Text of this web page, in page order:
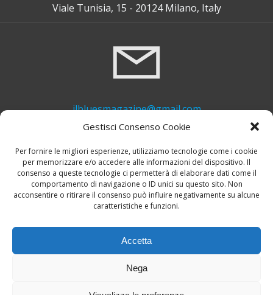
Gestisci Consenso Cookie
Per fornire le migliori esperienze, utilizziamo tecnologie come i cookie
per memorizzare e/o accedere alle informazioni del dispositivo. Il
consenso a queste tecnologie ci permetterà di elaborare dati come il
comportamento di navigazione o ID unici su questo sito. Non
acconsentire o ritirare il consenso può influire negativamente su alcune
caratteristiche e funzioni.
Accetta
Nega
Viale Tunisia, 15 - 20124 Milano, Italy
ilbluesmagazine@gmail.com
+39 339 748 6635